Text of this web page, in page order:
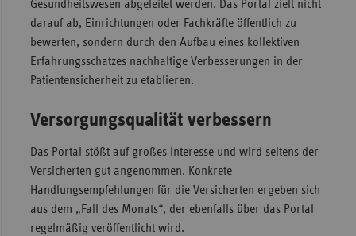
Gesundheitswesen abgeleitet werden. Das Portal zielt nicht
darauf ab, Einrichtungen oder Fachkräfte öffentlich zu
bewerten, sondern durch den Aufbau eines kollektiven
Erfahrungsschatzes nachhaltige Verbesserungen in der
Patientensicherheit zu etablieren.
Versorgungsqualität verbessern
Das Portal stößt auf großes Interesse und wird seitens der
Versicherten gut angenommen. Konkrete
Handlungsempfehlungen für die Versicherten ergeben sich
aus dem „Fall des Monats“, der ebenfalls über das Portal
regelmäßig veröffentlicht wird.